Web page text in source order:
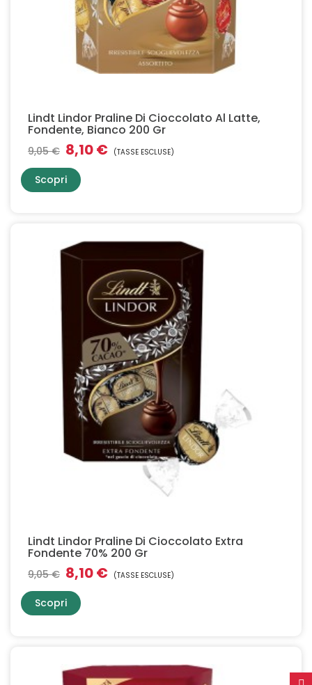
Lindt Lindor Praline Di Cioccolato Al Latte,
Fondente, Bianco 200 Gr
9,05 € 8,10 € (TASSE ESCLUSE)
Scopri
Lindt Lindor Praline Di Cioccolato Extra
Fondente 70% 200 Gr
9,05 € 8,10 € (TASSE ESCLUSE)
Scopri